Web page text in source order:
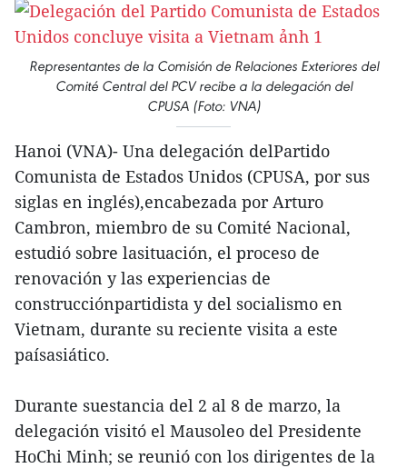
Representantes de la Comisión de Relaciones Exteriores del
Comité Central del PCV recibe a la delegación del
CPUSA (Foto: VNA)
Hanoi (VNA)- Una delegación delPartido
Comunista de Estados Unidos (CPUSA, por sus
siglas en inglés),encabezada por Arturo
Cambron, miembro de su Comité Nacional,
estudió sobre lasituación, el proceso de
renovación y las experiencias de
construcciónpartidista y del socialismo en
Vietnam, durante su reciente visita a este
paísasiático.
Durante suestancia del 2 al 8 de marzo, la
delegación visitó el Mausoleo del Presidente
HoChi Minh; se reunió con los dirigentes de la